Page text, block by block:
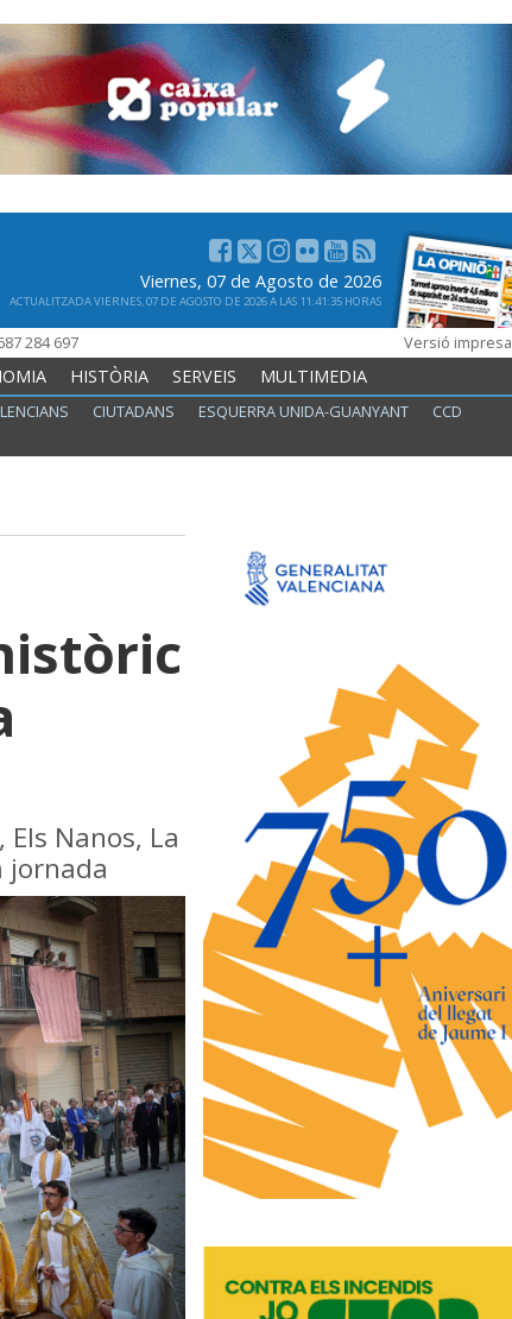
Viernes, 07 de Agosto de 2026
ACTUALITZADA VIERNES, 07 DE AGOSTO DE 2026 A LAS 11:41:35 HORAS
284 697 Versió impresa
HISTÒRIA SERVEIS MULTIMEDIA
CIUTADANS ESQUERRA UNIDA-GUANYANT
CCD
Nanos, La
jornada